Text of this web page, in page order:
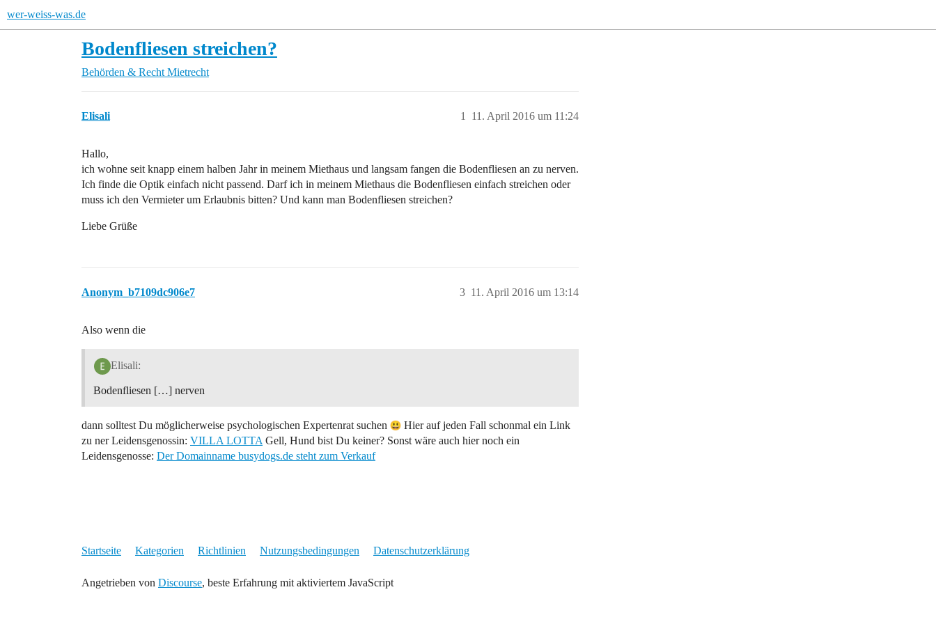
wer-weiss-was.de
Bodenfliesen streichen?
Behörden & Recht Mietrecht
Elisali 11. April 2016 um 11:24
1
Hallo,
ich wohne seit knapp einem halben Jahr in meinem Miethaus und langsam fangen die Bodenfliesen an zu nerven.
Ich finde die Optik einfach nicht passend. Darf ich in meinem Miethaus die Bodenfliesen einfach streichen oder
muss ich den Vermieter um Erlaubnis bitten? Und kann man Bodenfliesen streichen?
Liebe Grüße
Anonym_b7109dc906e7 11. April 2016 um 13:14
3
Also wenn die
Elisali:
Bodenfliesen […] nerven
dann solltest Du möglicherweise psychologischen Expertenrat suchen
Hier auf jeden Fall schonmal ein Link
zu ner Leidensgenossin: VILLA LOTTA Gell, Hund bist Du keiner? Sonst wäre auch hier noch ein
Leidensgenosse: Der Domainname busydogs.de steht zum Verkauf
Startseite Kategorien Richtlinien Nutzungsbedingungen Datenschutzerklärung
Angetrieben von Discourse, beste Erfahrung mit aktiviertem JavaScript